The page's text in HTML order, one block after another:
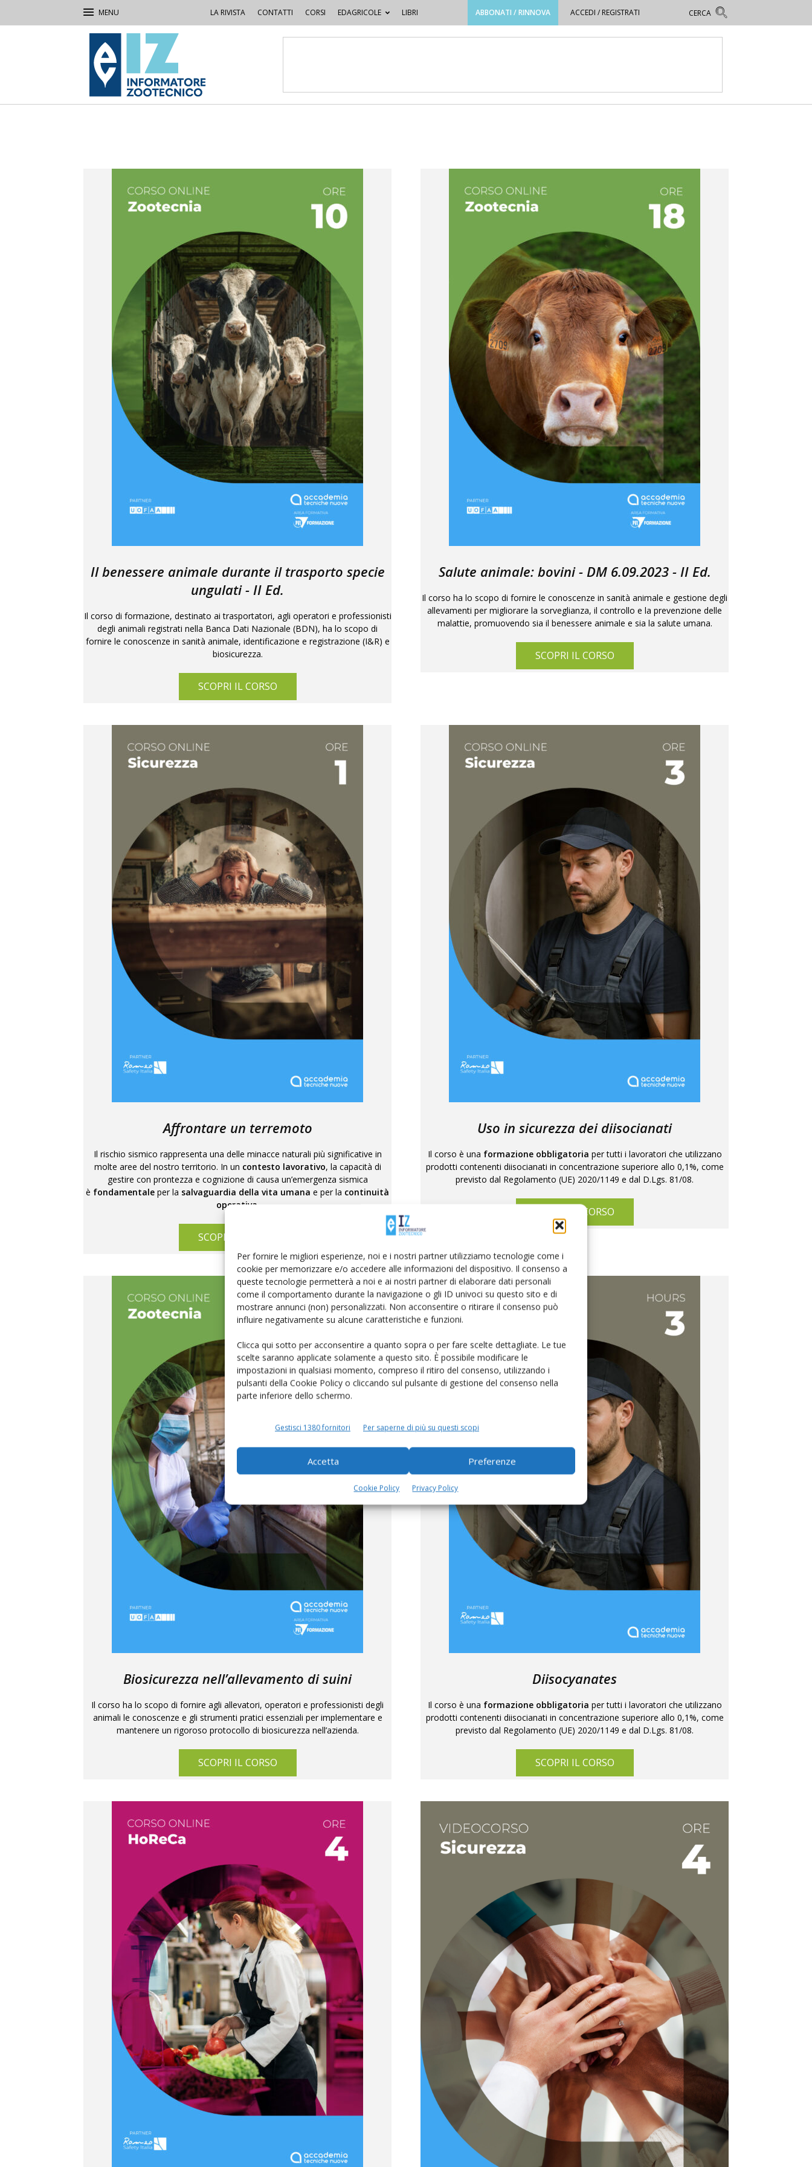
Per fornire le migliori esperienze, noi e i nostri partner utilizziamo tecnologie come i
cookie per memorizzare e/o accedere alle informazioni del dispositivo. Il consenso a
queste tecnologie permetterà a noi e ai nostri partner di elaborare dati personali
come il comportamento durante la navigazione o gli ID univoci su questo sito e di
mostrare annunci (non) personalizzati. Non acconsentire o ritirare il consenso può
influire negativamente su alcune caratteristiche e funzioni.
Clicca qui sotto per acconsentire a quanto sopra o per fare scelte dettagliate. Le tue
scelte saranno applicate solamente a questo sito. È possibile modificare le
impostazioni in qualsiasi momento, compreso il ritiro del consenso, utilizzando i
pulsanti della Cookie Policy o cliccando sul pulsante di gestione del consenso nella
parte inferiore dello schermo.
Gestisci 1380 fornitori Per saperne di più su questi scopi
Accetta Preferenze
Cookie Policy Privacy Policy
LA RIVISTA CONTATTI CORSI EDAGRICOLE LIBRI ABBONATI / RINNOVA ACCEDI / REGISTRATI
IZ
Informatore
Zootecnico
Il benessere animale durante il trasporto specie
ungulati - II Ed.
Il corso di formazione, destinato ai trasportatori, agli operatori e professionisti
degli animali registrati nella Banca Dati Nazionale (BDN), ha lo scopo di
fornire le conoscenze in sanità animale, identificazione e registrazione (I&R) e
biosicurezza.
SCOPRI IL CORSO
Salute animale: bovini - DM 6.09.2023 - II Ed.
Il corso ha lo scopo di fornire le conoscenze in sanità animale e gestione degli
allevamenti per migliorare la sorveglianza, il controllo e la prevenzione delle
malattie, promuovendo sia il benessere animale e sia la salute umana.
SCOPRI IL CORSO
Affrontare un terremoto
Il rischio sismico rappresenta una delle minacce naturali più significative in
molte aree del nostro territorio. In un contesto lavorativo, la capacità di
gestire con prontezza e cognizione di causa un’emergenza sismica
è fondamentale per la salvaguardia della vita umana e per la continuità
operativa
SCOPRI IL CORSO
Uso in sicurezza dei diisocianati
Il corso è una formazione obbligatoria per tutti i lavoratori che utilizzano
prodotti contenenti diisocianati in concentrazione superiore allo 0,1%, come
previsto dal Regolamento (UE) 2020/1149 e dal D.Lgs. 81/08.
SCOPRI IL CORSO
Biosicurezza nell’allevamento di suini
Il corso ha lo scopo di fornire agli allevatori, operatori e professionisti degli
animali le conoscenze e gli strumenti pratici essenziali per implementare e
mantenere un rigoroso protocollo di biosicurezza nell’azienda.
SCOPRI IL CORSO
Diisocyanates
Il corso è una formazione obbligatoria per tutti i lavoratori che utilizzano
prodotti contenenti diisocianati in concentrazione superiore allo 0,1%, come
previsto dal Regolamento (UE) 2020/1149 e dal D.Lgs. 81/08.
SCOPRI IL CORSO